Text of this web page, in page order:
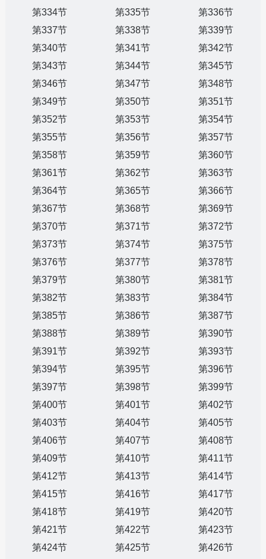
第334节
第335节
第336节
第337节
第338节
第339节
第340节
第341节
第342节
第343节
第344节
第345节
第346节
第347节
第348节
第349节
第350节
第351节
第352节
第353节
第354节
第355节
第356节
第357节
第358节
第359节
第360节
第361节
第362节
第363节
第364节
第365节
第366节
第367节
第368节
第369节
第370节
第371节
第372节
第373节
第374节
第375节
第376节
第377节
第378节
第379节
第380节
第381节
第382节
第383节
第384节
第385节
第386节
第387节
第388节
第389节
第390节
第391节
第392节
第393节
第394节
第395节
第396节
第397节
第398节
第399节
第400节
第401节
第402节
第403节
第404节
第405节
第406节
第407节
第408节
第409节
第410节
第411节
第412节
第413节
第414节
第415节
第416节
第417节
第418节
第419节
第420节
第421节
第422节
第423节
第424节
第425节 第426节